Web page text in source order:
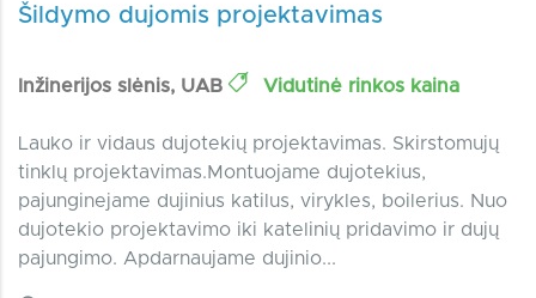
Šildymo dujomis projektavimas
Inžinerijos slėnis, UAB Vidutinė rinkos kaina
Lauko ir vidaus dujotekių projektavimas. Skirstomujų
tinklų projektavimas.Montuojame dujotekius,
pajunginejame dujinius katilus, virykles, boilerius. Nuo
dujotekio projektavimo iki katelinių pridavimo ir dujų
pajungimo. Apdarnaujame dujinio...